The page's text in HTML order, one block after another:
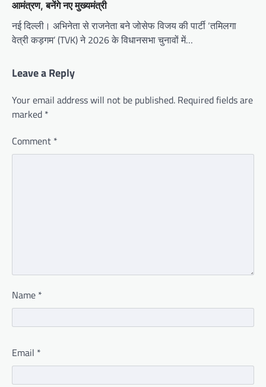
आमंत्रण, बनेंगे नए मुख्यमंत्री
नई दिल्ली। अभिनेता से राजनेता बने जोसेफ विजय की पार्टी ‘तमिलगा
वेत्री कड़गम’ (TVK) ने 2026 के विधानसभा चुनावों में…
Leave a Reply
Your email address will not be published. Required fields are
marked *
Comment *
Name *
Email *